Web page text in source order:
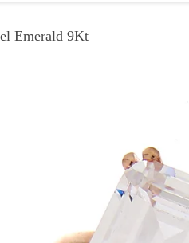
Emerald 9Kt